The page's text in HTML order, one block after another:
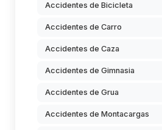
Accidentes de Bicicleta
Accidentes de Carro
Accidentes de Caza
Accidentes de Gimnasia
Accidentes de Grua
Accidentes de Montacargas